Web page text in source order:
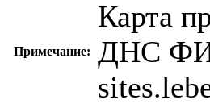
Примечание:
Карта
ДНС